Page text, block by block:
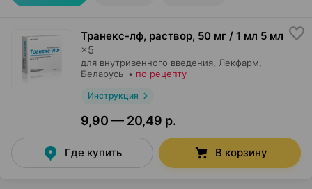
Транекс-лф, раствор, 50 мг / 1 мл 5 мл
×5
для внутривенного введения, Лекфарм
Беларусь • по рецепту
Инструкция
9,90 — 20,49 р.
Где купить В корзину